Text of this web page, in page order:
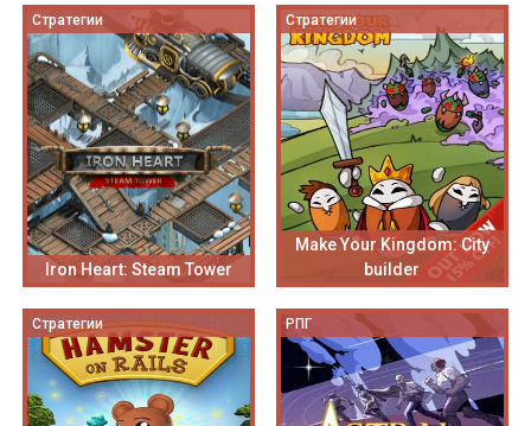
Стратегии
Iron Heart: Steam Tower
Стратегии
Make Your Kingdom: City
builder
Стратегии РПГ